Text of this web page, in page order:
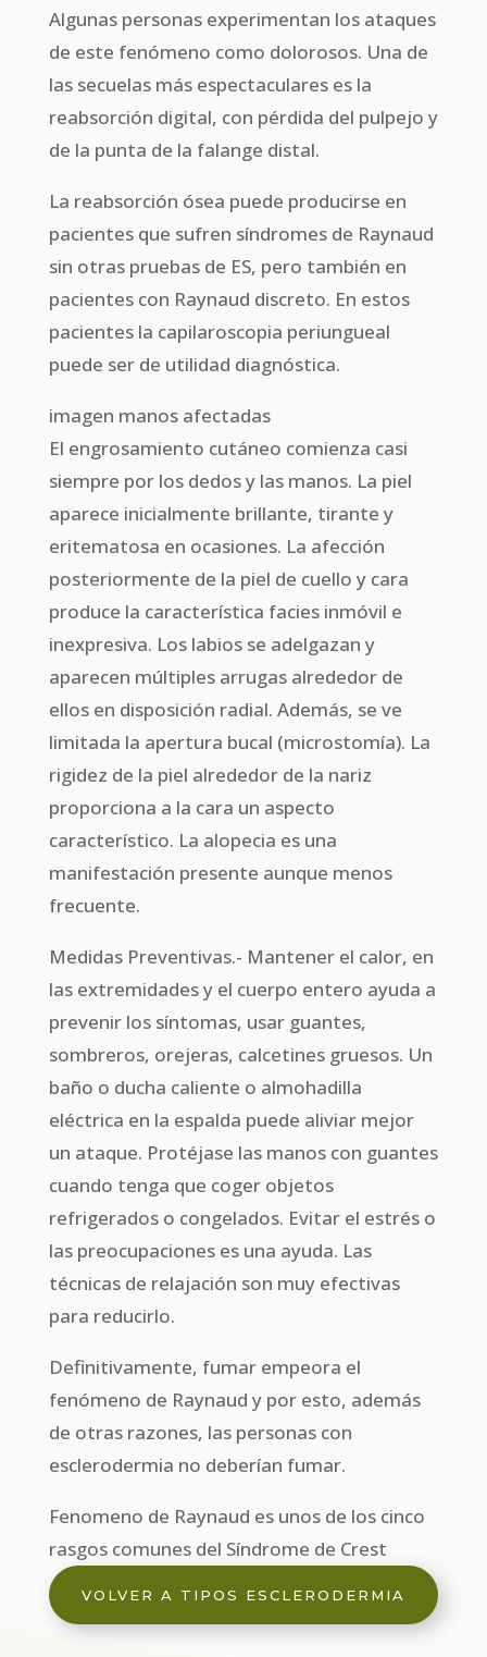
Algunas personas experimentan los ataques
de este fenómeno como dolorosos. Una de
las secuelas más espectaculares es la
reabsorción digital, con pérdida del pulpejo y
de la punta de la falange distal.
La reabsorción ósea puede producirse en
pacientes que sufren síndromes de Raynaud
sin otras pruebas de ES, pero también en
pacientes con Raynaud discreto. En estos
pacientes la capilaroscopia periungueal
puede ser de utilidad diagnóstica.
imagen manos afectadas
El engrosamiento cutáneo comienza casi
siempre por los dedos y las manos. La piel
aparece inicialmente brillante, tirante y
eritematosa en ocasiones. La afección
posteriormente de la piel de cuello y cara
produce la característica facies inmóvil e
inexpresiva. Los labios se adelgazan y
aparecen múltiples arrugas alrededor de
ellos en disposición radial. Además, se ve
limitada la apertura bucal (microstomía). La
rigidez de la piel alrededor de la nariz
proporciona a la cara un aspecto
característico. La alopecia es una
manifestación presente aunque menos
frecuente.
Medidas Preventivas.- Mantener el calor, en
las extremidades y el cuerpo entero ayuda a
prevenir los síntomas, usar guantes,
sombreros, orejeras, calcetines gruesos. Un
baño o ducha caliente o almohadilla
eléctrica en la espalda puede aliviar mejor
un ataque. Protéjase las manos con guantes
cuando tenga que coger objetos
refrigerados o congelados. Evitar el estrés o
las preocupaciones es una ayuda. Las
técnicas de relajación son muy efectivas
para reducirlo.
Definitivamente, fumar empeora el
fenómeno de Raynaud y por esto, además
de otras razones, las personas con
esclerodermia no deberían fumar.
Fenomeno de Raynaud es unos de los cinco
rasgos comunes del Síndrome de Crest
VOLVER A TIPOS ESCLERODERMIA